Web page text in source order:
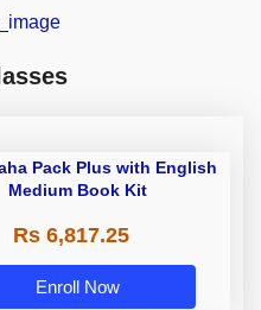
Pack Plus with English
Medium Book Kit
Rs 6,817.25
Enroll Now